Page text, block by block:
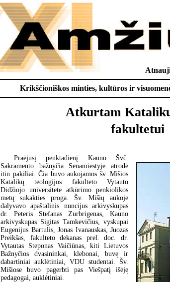
Krikščioniškos minties, kultūros ir
Atkurtam
fakultetui
Praėjusį penktadienį Kauno Švč.
Sakramento bažnyčia Senamiestyje atrodė
itin pakiliai. Čia buvo aukojamos šv. Mišios
Katalikų teologijos fakulteto Vytauto
Didžiojo universitete atkūrimo penkiolikos
metų sukakties proga. Šv. Mišių aukoje
dalyvavo apaštalinis nuncijus arkivyskupas
dr. Peteris Stefanas Zurbrigenas, Kauno
arkivyskupas Sigitas Tamkevičius, vyskupai
Eugenijus Bartulis, Jonas Ivanauskas, Juozas
Preikšas, fakulteto dekanas prel. doc. dr.
Vytautas Steponas Vaičiūnas, kiti Lietuvos
Bažnyčios dvasininkai, klebonai, buvę ir
dabartiniai auklėtiniai, VDU studentai. Šv.
Mišiose buvo pagerbti pas Viešpatį išėję
pedagogai, auklėtiniai.